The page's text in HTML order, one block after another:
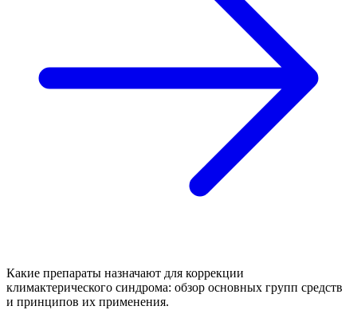
Какие препараты назначают для коррекции
климактерического синдрома: обзор основных групп средств
и принципов их применения.